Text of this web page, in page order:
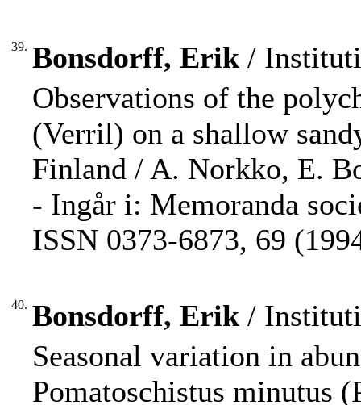
39. Bonsdorff, Erik /
Observations of the
(Verril) on a shallow
Finland / A. Norkko, E.
- Ingår i: Memoranda
ISSN 0373-6873, 69
40. Bonsdorff, Erik /
Seasonal variation in
Pomatoschistus minutus